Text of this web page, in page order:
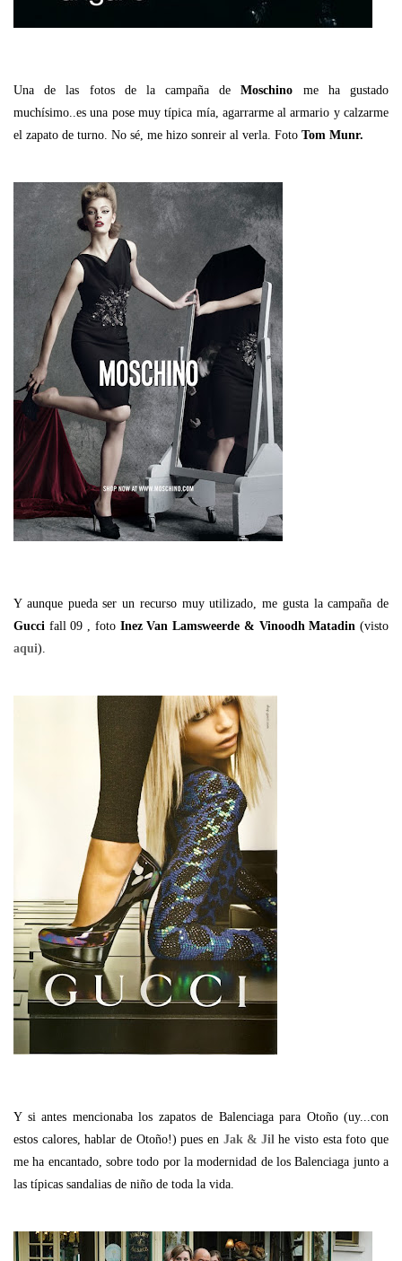
Una de las fotos de la campaña deMoschino me ha gustado
muchísimo..es una pose muy típica mía, agarrarme al armario y calzarme
el zapato de turno. No sé, me hizo sonreir al verla. Foto Tom Munr.
Y aunque pueda ser un recurso muy utilizado, me gusta la campaña de
Gucci fall 09 , foto Inez Van Lamsweerde & Vinoodh Matadin (visto
aqui).
Y si antes mencionaba los zapatos de Balenciaga para Otoño (uy...con
estos calores, hablar de Otoño!) pues en Jak & Jil he visto esta foto que
me ha encantado, sobre todo por la modernidad de los Balenciaga junto a
las típicas sandalias de niño de toda la vida.